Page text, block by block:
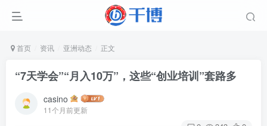
首页 资讯 亚洲动态 正文
“7天学会”“月入10万”，这些“创业培训”套路多
casino
11个月前更新